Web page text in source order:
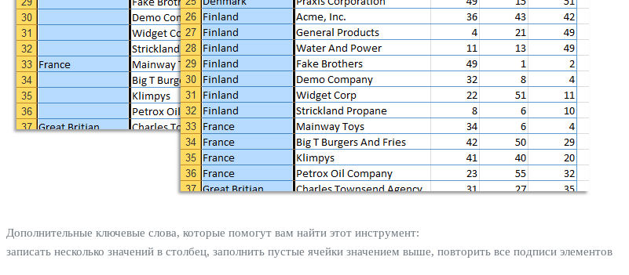
Дополнительные ключевые слова, которые помогут вам найти этот инструмент:
записать несколько значений в столбец, заполнить пустые ячейки значением выше, повторить все подписи элементов